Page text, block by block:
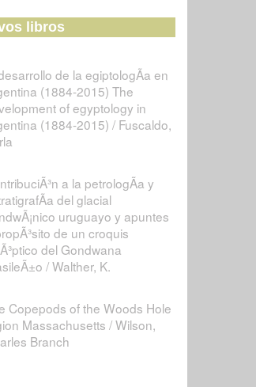
libros
de la egiptologÃ­a en
(1884-2015) The
of egyptology in
(1884-2015) / Fuscaldo,
a la petrologÃ­a y
del glacial
uruguayo y apuntes
de un croquis
del Gondwana
/ Walther, K.
Copepods of the Woods Hole
Massachusetts / Wilson,
Branch